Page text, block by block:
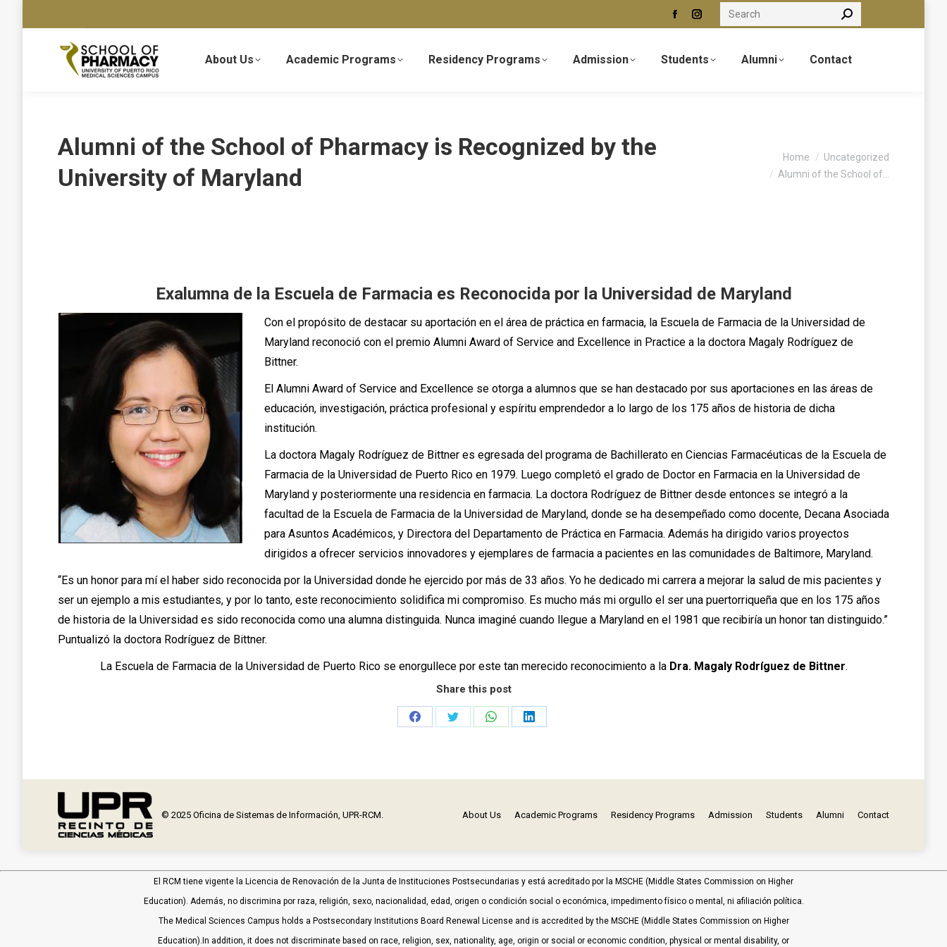
Facebook
opens
Instagram
opens
Search:
About Us Academic Programs Residency Programs Admission Students Alumni Contact
Alumni of the School of Pharmacy is Recognized by the
University of Maryland
Home
Uncategorized
Alumni of the School of…
Exalumna de la Escuela de Farmacia es Reconocida por la Universidad de Maryland
Con el propósito de destacar su aportación en el área de práctica en farmacia, la Escuela de Farmacia de la Universidad de
Maryland reconoció con el premio Alumni Award of Service and Excellence in Practice a la doctora Magaly Rodríguez de
Bittner.
El Alumni Award of Service and Excellence se otorga a alumnos que se han destacado por sus aportaciones en las áreas de
educación, investigación, práctica profesional y espíritu emprendedor a lo largo de los 175 años de historia de dicha
institución.
La doctora Magaly Rodríguez de Bittner es egresada del programa de Bachillerato en Ciencias Farmacéuticas de la Escuela de
Farmacia de la Universidad de Puerto Rico en 1979. Luego completó el grado de Doctor en Farmacia en la Universidad de
Maryland y posteriormente una residencia en farmacia. La doctora Rodríguez de Bittner desde entonces se integró a la
facultad de la Escuela de Farmacia de la Universidad de Maryland, donde se ha desempeñado como docente, Decana Asociada
para Asuntos Académicos, y Directora del Departamento de Práctica en Farmacia. Además ha dirigido varios proyectos
dirigidos a ofrecer servicios innovadores y ejemplares de farmacia a pacientes en las comunidades de Baltimore, Maryland.
“Es un honor para mí el haber sido reconocida por la Universidad donde he ejercido por más de 33 años. Yo he dedicado mi carrera a mejorar la salud de mis pacientes y
ser un ejemplo a mis estudiantes, y por lo tanto, este reconocimiento solidifica mi compromiso. Es mucho más mi orgullo el ser una puertorriqueña que en los 175 años
de historia de la Universidad es sido reconocida como una alumna distinguida. Nunca imaginé cuando llegue a Maryland en el 1981 que recibiría un honor tan distinguido.”
Puntualizó la doctora Rodríguez de Bittner.
La Escuela de Farmacia de la Universidad de Puerto Rico se enorgullece por este tan merecido reconocimiento a la Dra. Magaly Rodríguez de Bittner.
Share this post
Share
Share
Share
Share
© 2025 Oficina de Sistemas de Información, UPR-RCM. About Us Academic Programs Residency Programs Admission Students Alumni Contact
El RCM tiene vigente la Licencia de Renovación de la Junta de Instituciones Postsecundarias y está acreditado por la MSCHE (Middle States Commission on Higher
Education). Además, no discrimina por raza, religión, sexo, nacionalidad, edad, origen o condición social o económica, impedimento físico o mental, ni afiliación política.
The Medical Sciences Campus holds a Postsecondary Institutions Board Renewal License and is accredited by the MSCHE (Middle States Commission on Higher
Education).In addition, it does not discriminate based on race, religion, sex, nationality, age, origin or social or economic condition, physical or mental disability, or